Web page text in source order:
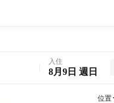
入住
8月9日 週日
位置